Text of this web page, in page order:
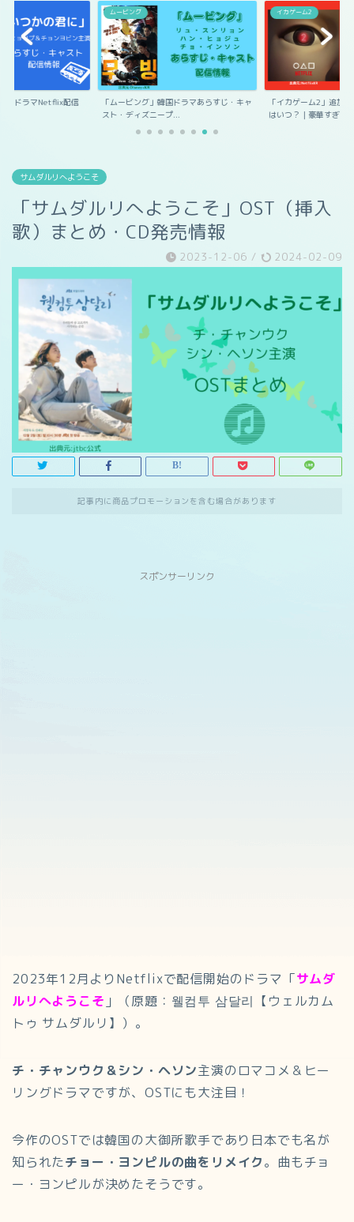
国ドラマNetflix配信
ムービング
「ムービング」韓国ドラマあらすじ・キャ
スト・ディズニープ...
イカゲーム2
「イカゲーム2」追加
はいつ？｜豪華すぎ...
サムダルリへようこそ
「サムダルリへようこそ」OST（挿入
歌）まとめ・CD発売情報
2023-12-06 / 2024-02-09
記事内に商品プロモーションを含む場合があります
スポンサーリンク
2023年12月よりNetflixで配信開始のドラマ「サムダ
ルリへようこそ 」（原題：웰컴투 삼달리【ウェルカム
トゥ サムダルリ】）。
チ・チャンウク＆シン・ヘソン主演のロマコメ＆ヒー
リングドラマですが、OSTにも大注目！
今作のOSTでは韓国の大御所歌手であり日本でも名が
知られたチョー・ヨンピルの曲をリメイク。曲もチョ
ー・ヨンピルが決めたそうです。